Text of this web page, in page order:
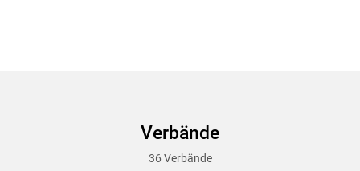
Verbände
36 Verbände